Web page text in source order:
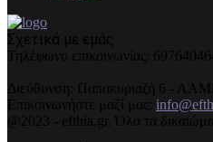
Σχετικά με εμάς
Τηλέφωνo επικοινωνίας:
Διεύθυνση: Παπακυριαζή 6 -
Επικοινωνήστε μαζί μας:
@2023 - efthia.gr. Όλα τα